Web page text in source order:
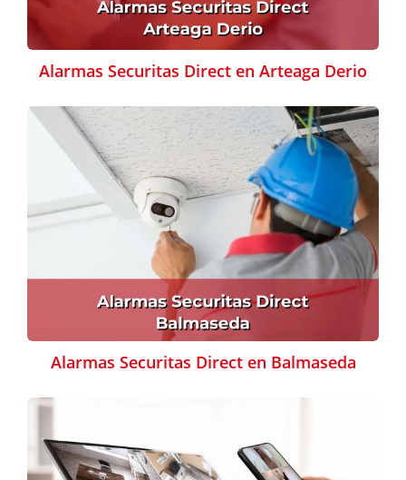
Alarmas Securitas Direct en Arteaga Derio
Alarmas Securitas Direct en Balmaseda